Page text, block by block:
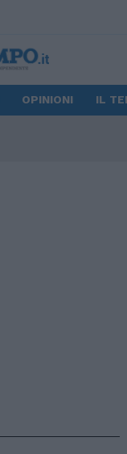
OPINIONI IL